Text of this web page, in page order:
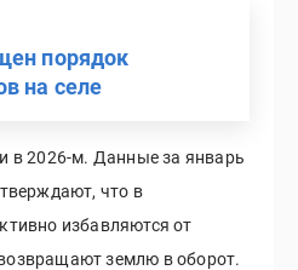
порядок
на селе
в 2026-м. Данные за январь
что в
избавляются от
землю в оборот.